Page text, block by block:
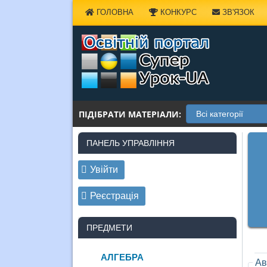
ГОЛОВНА КОНКУРС ЗВ'ЯЗОК
ПІДІБРАТИ МАТЕРІАЛИ:
ПАНЕЛЬ УПРАВЛІННЯ
Увійти
Реєстрація
ПРЕДМЕТИ
АЛГЕБРА